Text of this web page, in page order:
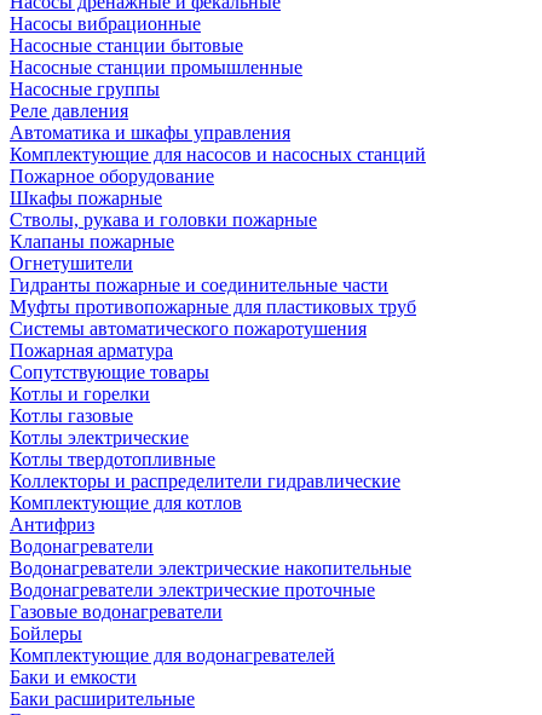
Насосы вибрационные
Насосные станции бытовые
Насосные станции промышленные
Насосные группы
Реле давления
Автоматика и шкафы управления
Комплектующие для насосов и насосных станций
Пожарное оборудование
Шкафы пожарные
Стволы, рукава и головки пожарные
Клапаны пожарные
Огнетушители
Гидранты пожарные и соединительные части
Муфты противопожарные для пластиковых труб
Системы автоматического пожаротушения
Пожарная арматура
Сопутствующие товары
Котлы и горелки
Котлы газовые
Котлы электрические
Котлы твердотопливные
Коллекторы и распределители гидравлические
Комплектующие для котлов
Антифриз
Водонагреватели
Водонагреватели электрические накопительные
Водонагреватели электрические проточные
Газовые водонагреватели
Бойлеры
Комплектующие для водонагревателей
Баки и емкости
Баки расширительные